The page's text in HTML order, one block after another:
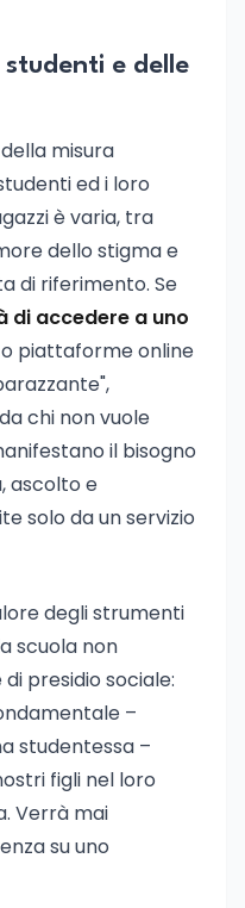
e delle
misura
ed i loro
è varia, tra
dello stigma e
di riferimento. Se
di accedere a uno
o piattaforme online
chi non vuole
il bisogno
ascolto e
solo da un servizio
degli strumenti
scuola non
presidio sociale:
–
studentessa –
figli nel loro
Verrà mai
su uno